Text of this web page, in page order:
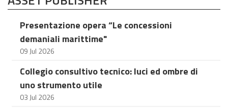
Presentazione opera “Le concessioni
demaniali marittime"
09 Jul 2026
Collegio consultivo tecnico: luci ed ombre di
uno strumento utile
03 Jul 2026